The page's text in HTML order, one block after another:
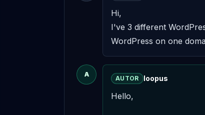
Hi,
I've 3 different
WordPress on one
A
AUTOR loopus
Hello,